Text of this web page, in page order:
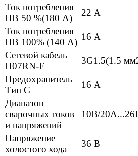
Ток потребления
ПВ 50 %(180 А)
22 А
Ток потребления
ПВ 100% (140 А)
16 А
Сетевой кабель
H07RN-F
3G1.5(1.5
Предохранитель
Тип С
16 А
Диапазон
сварочных токов
и напряжений
10В/
Напряжение
холостого хода
36 В